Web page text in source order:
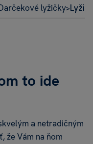
lyžičky>
to ide
a netradičným
že Vám na ňom